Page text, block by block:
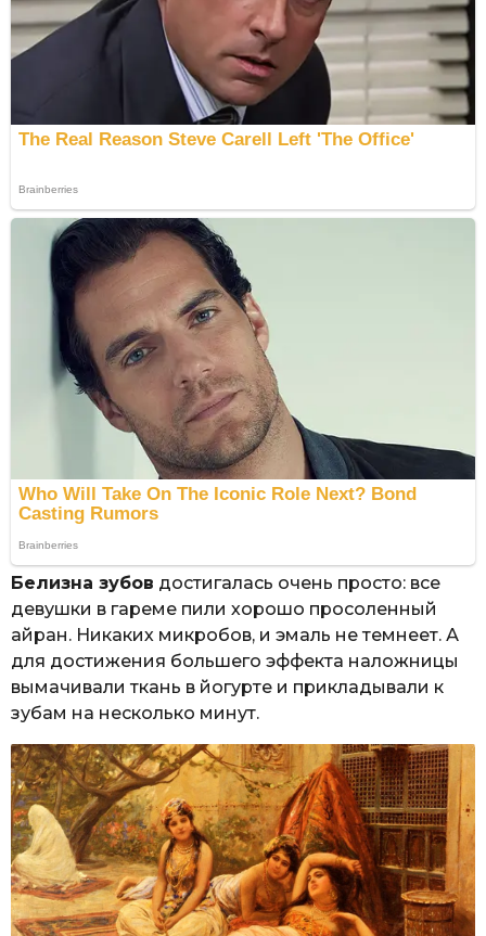
Белизна зубов достигалась очень просто: все
девушки в гареме пили хорошо просоленный
айран. Никаких микробов, и эмаль не темнеет. А
для достижения большего эффекта наложницы
вымачивали ткань в йогурте и прикладывали к
зубам на несколько минут.